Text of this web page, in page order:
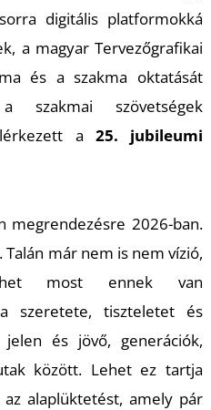
digitális platformokká
a magyar Tervezőgrafikai
és a szakma oktatását
szakmai szövetségek
a 25. jubileumi
megrendezésre 2026-ban.
már nem is nem vízió,
most ennek van
szeretete, tiszteletet és
és jövő, generációk,
között. Lehet ez tartja
alaplüktetést, amely pár